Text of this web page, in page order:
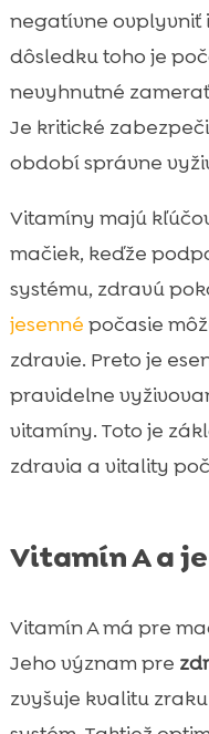
negatívne ovplyvniť
dôsledku toho je
nevyhnutné
Je kritické
období správne
Vitamíny majú
mačiek, keďže
systému, zdravú
jesenné počasie
zdravie. Preto je
pravidelne
vitamíny. Toto je
zdravia a vitality
Vitamín A a
Vitamín A má pre
Jeho význam pre
zvyšuje kvalitu